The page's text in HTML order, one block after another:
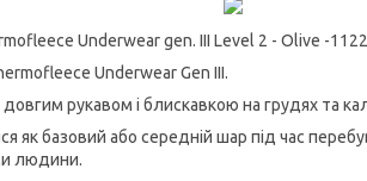
Underwear gen. III Level 2 - Olive -
Underwear Gen III.
рукавом і блискавкою на грудях та
як базовий або середній шар під час
людини.